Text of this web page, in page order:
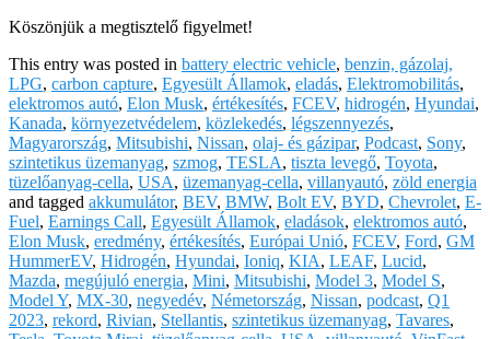
Köszönjük a megtisztelő figyelmet!
This entry was posted in battery electric vehicle, benzin, gázolaj,
LPG, carbon capture, Egyesült Államok, eladás, Elektromobilitás,
elektromos autó, Elon Musk, értékesítés, FCEV, hidrogén, Hyundai,
Kanada, környezetvédelem, közlekedés, légszennyezés,
Magyarország, Mitsubishi, Nissan, olaj- és gázipar, Podcast, Sony,
szintetikus üzemanyag, szmog, TESLA, tiszta levegő, Toyota,
tüzelőanyag-cella, USA, üzemanyag-cella, villanyautó, zöld energia
and tagged akkumulátor, BEV, BMW, Bolt EV, BYD, Chevrolet, E-
Fuel, Earnings Call, Egyesült Államok, eladások, elektromos autó,
Elon Musk, eredmény, értékesítés, Európai Unió, FCEV, Ford, GM
HummerEV, Hidrogén, Hyundai, Ioniq, KIA, LEAF, Lucid,
Mazda, megújuló energia, Mini, Mitsubishi, Model 3, Model S,
Model Y, MX-30, negyedév, Németország, Nissan, podcast, Q1
2023, rekord, Rivian, Stellantis, szintetikus üzemanyag, Tavares,